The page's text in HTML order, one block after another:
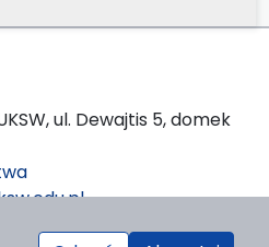
ul. Dewajtis 5, domek